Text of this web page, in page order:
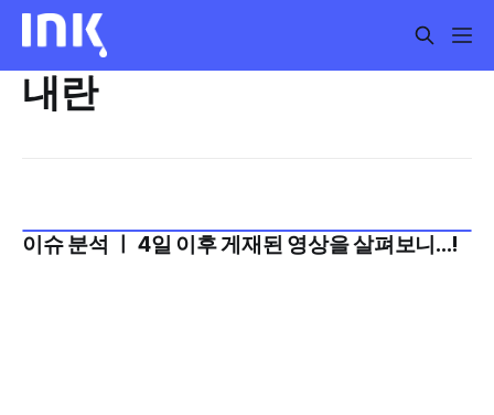
내란
2024년 12월 1주
이슈 분석 ㅣ 4일 이후 게재된 영상을 살펴보니...!